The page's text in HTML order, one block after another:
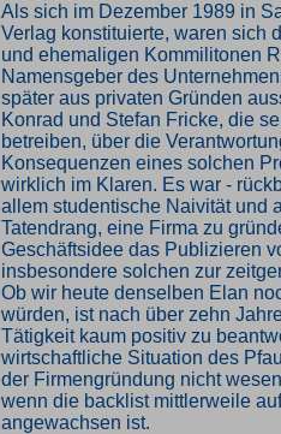
Als sich im Dezember 1989 in
Verlag konstituierte, waren sich
und ehemaligen Kommilitonen
Namensgeber des
später aus privaten Gründen
Konrad und Stefan Fricke, die
betreiben, über die
Konsequenzen eines solchen
wirklich im Klaren. Es war -
allem studentische Naivität und
Tatendrang, eine Firma zu
Geschäftsidee das Publizieren
insbesondere solchen zur
Ob wir heute denselben Elan
würden, ist nach über zehn
Tätigkeit kaum positiv zu
wirtschaftliche Situation des
der Firmengründung nicht
wenn die backlist mittlerweile
angewachsen ist.